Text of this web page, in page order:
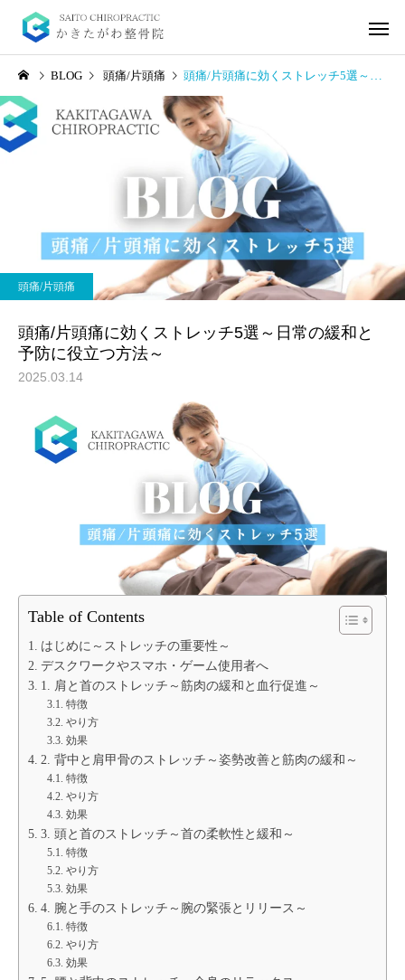
起立性調節障害
起立性調節障害の症状5選
～理解と予防のために～
坐骨神経痛
坐骨神経痛の本質に向
う3選
BLOG 頭痛/片頭痛 頭痛/片頭痛に効くストレッチ5選～日常の緩和と予防に役立つ方法～
頭痛/片頭痛
頭痛/片頭痛に効くストレッチ5選～日常の緩和と
予防に役立つ方法～
2025.03.14
Table of Contents
はじめに～ストレッチの重要性～
デスクワークやスマホ・ゲーム使用者へ
1. 肩と首のストレッチ～筋肉の緩和と血行促進～
特徴
やり方
効果
2. 背中と肩甲骨のストレッチ～姿勢改善と筋肉の緩和～
特徴
やり方
効果
3. 頭と首のストレッチ～首の柔軟性と緩和～
特徴
やり方
効果
4. 腕と手のストレッチ～腕の緊張とリリース～
特徴
やり方
効果